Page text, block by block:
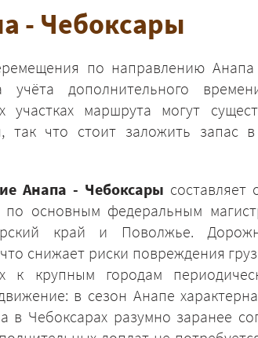
- Чебоксары
по направлению
учёта дополнительного
участках маршрута могут
так что стоит заложить запас
Анапа - Чебоксары составляет
по основным федеральным
край и Поволжье.
снижает риски повреждения
к крупным городам
в сезон Анапе
в Чебоксарах разумно заранее